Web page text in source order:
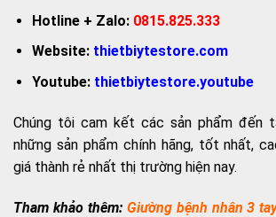
Hotline + Zalo: 0815.825.333
Website: thietbiytestore.com
Youtube:thietbiytestore.youtube
Chúng tôi cam kết các sản phẩm đến
những sản phẩm chính hãng, tốt nhất,
giá thành rẻ nhất thị trường hiện nay.
Tham khảo thêm: Giường bệnh nhân 3